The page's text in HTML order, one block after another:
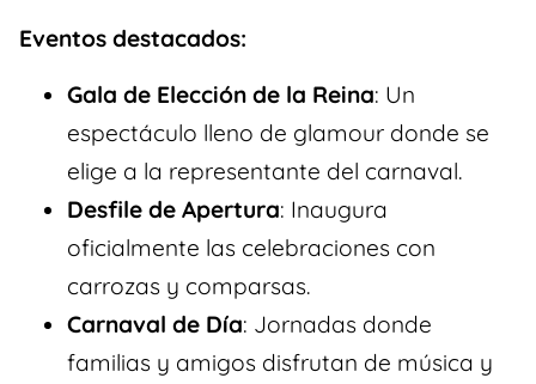
Eventos destacados:
Gala de Elección de la Reina: Un
espectáculo lleno de glamour donde se
elige a la representante del carnaval.
Desfile de Apertura: Inaugura
oficialmente las celebraciones con
carrozas y comparsas.
Carnaval de Día: Jornadas donde
familias y amigos disfrutan de música y